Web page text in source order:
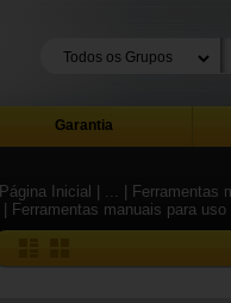
Garantia
Página Inicial | ...
|
| Ferramentas manuais para uso